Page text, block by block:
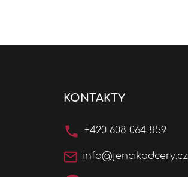
KONTAKTY
+420 608 064 859
info@jencikadcery.cz